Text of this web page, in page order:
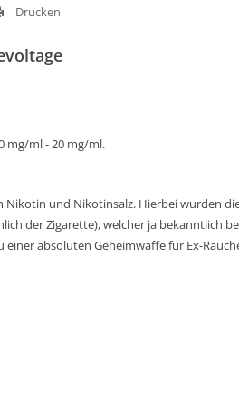
Drucken
mg/ml - 20 mg/ml.
und Nikotinsalz. Hierbei wurden
der Zigarette), welcher ja bekanntlich
absoluten Geheimwaffe für Ex-